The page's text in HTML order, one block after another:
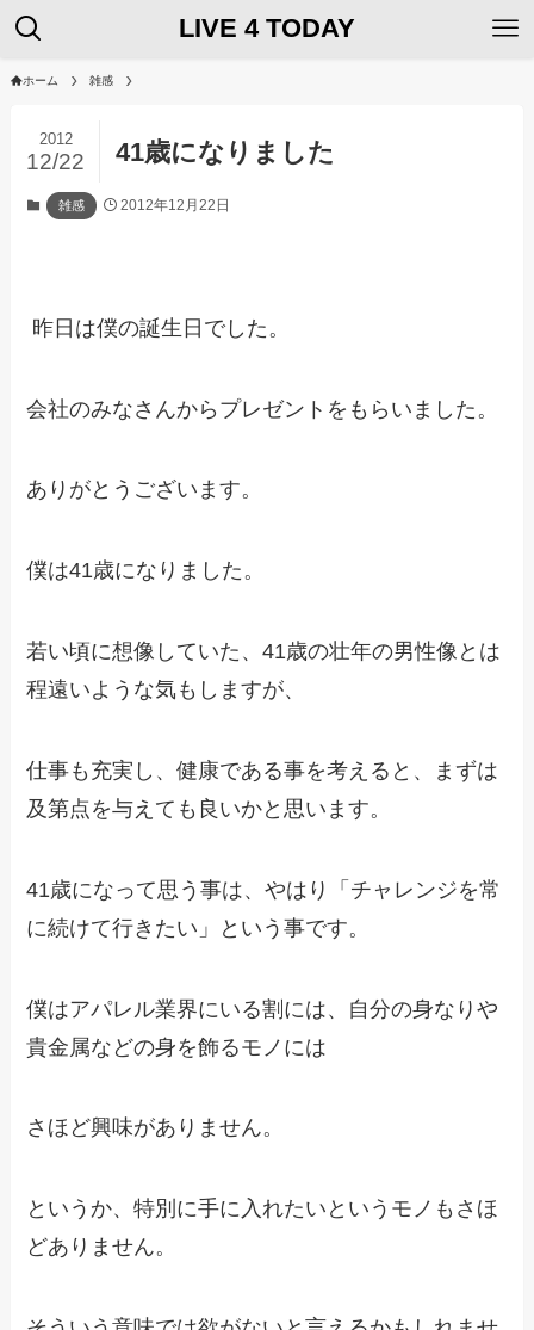
LIVE 4 TODAY
ホーム 雑感
41歳になりました
2012
12/22
雑感 2012年12月22日
昨日は僕の誕生日でした。
会社のみなさんからプレゼントをもらいました。
ありがとうございます。
僕は41歳になりました。
若い頃に想像していた、41歳の壮年の男性像とは
程遠いような気もしますが、
仕事も充実し、健康である事を考えると、まずは
及第点を与えても良いかと思います。
41歳になって思う事は、やはり「チャレンジを常
に続けて行きたい」という事です。
僕はアパレル業界にいる割には、自分の身なりや
貴金属などの身を飾るモノには
さほど興味がありません。
というか、特別に手に入れたいというモノもさほ
どありません。